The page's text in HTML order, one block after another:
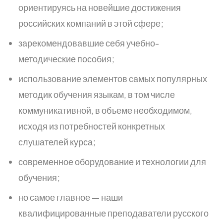
ориентируясь на новейшие достижения
российских компаний в этой сфере;
зарекомендовавшие себя учебно-
методические пособия;
использование элементов самых популярных
методик обучения языкам, в том числе
коммуникативной, в объеме необходимом,
исходя из потребностей конкретных
слушателей курса;
современное оборудование и технологии для
обучения;
но самое главное — наши
квалифицированные преподаватели русского